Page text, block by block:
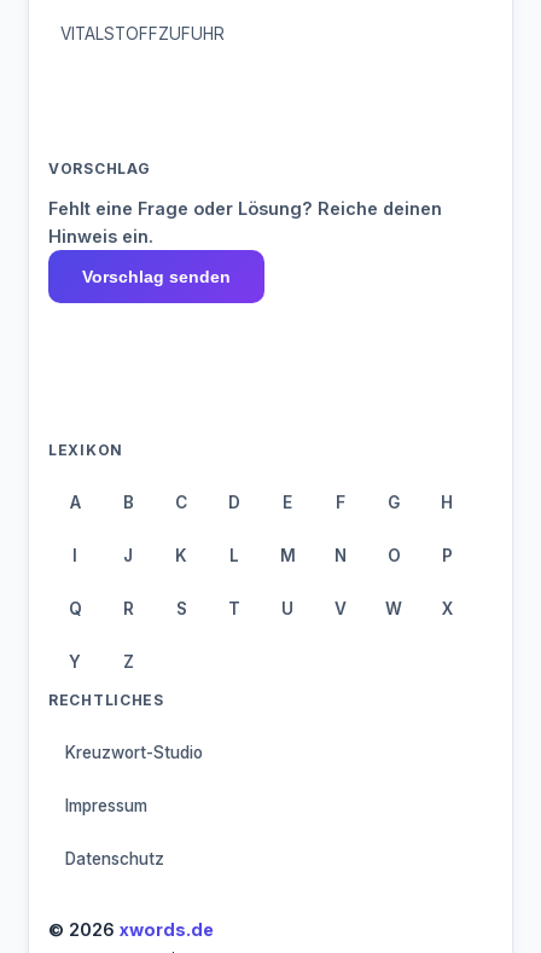
VITALSTOFFZUFUHR
VORSCHLAG
Fehlt eine Frage oder Lösung? Reiche deinen
Hinweis ein.
Vorschlag senden
LEXIKON
A B C D E F G H
I J K L M N O P
Q R S T U V W X
Y Z
RECHTLICHES
Kreuzwort-Studio
Impressum
Datenschutz
© 2026 xwords.de